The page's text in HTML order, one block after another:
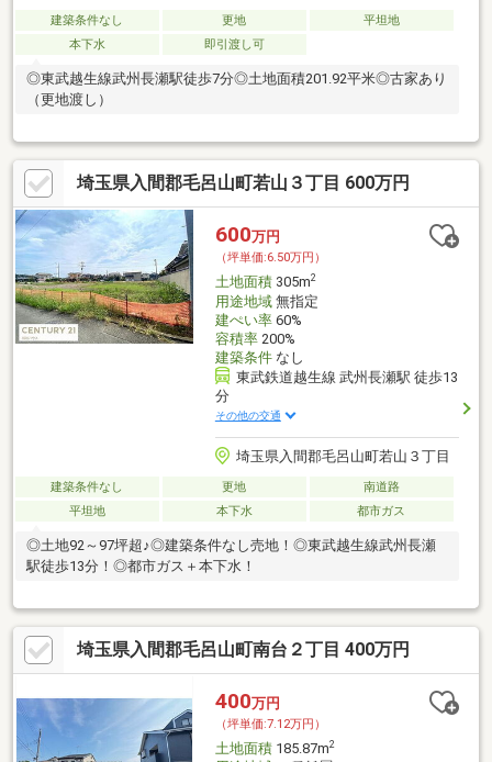
建築条件なし 更地
平坦地
本下水
即引渡し可
◎東武越生線武州長瀬駅徒歩7分◎土地面積201.92平米◎古家あり
（更地渡し）
埼玉県入間郡毛呂山町若山３丁目 600万円
600万円
（坪単価:6.50万円）
土地面積305m2
用途地域無指定
建ぺい率60%
容積率200%
建築条件なし
東武鉄道越生線 武州長瀬駅 徒歩13
分
その他の交通
埼玉県入間郡毛呂山町若山３丁目
建築条件なし 更地
南道路
平坦地
本下水 都市ガス
◎土地92～97坪超♪◎建築条件なし売地！◎東武越生線武州長瀬
駅徒歩13分！◎都市ガス＋本下水！
埼玉県入間郡毛呂山町南台２丁目 400万円
400万円
（坪単価:7.12万円）
土地面積185.87m2